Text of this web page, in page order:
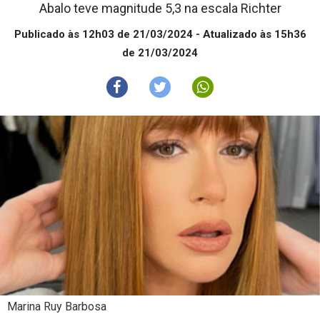
Abalo teve magnitude 5,3 na escala Richter
Publicado às 12h03 de 21/03/2024 - Atualizado às 15h36
de 21/03/2024
Marina Ruy Barbosa